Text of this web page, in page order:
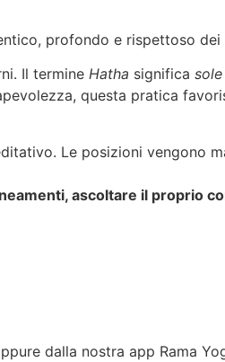
profondo e rispettoso
Il termine Hatha significa
questa pratica
Le posizioni vengono
ascoltare il proprio
dalla nostra app Rama